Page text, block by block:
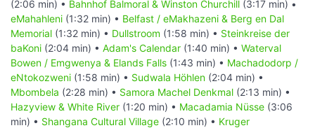
(2:06 min) • Bahnhof Balmoral & Winston Churchill (3:17 min) •
eMahahleni (1:32 min) • Belfast / eMakhazeni & Berg en Dal
Memorial (1:32 min) • Dullstroom (1:58 min) • Steinkreise der
baKoni (2:04 min) • Adam's Calendar (1:40 min) • Waterval
Bowen / Emgwenya & Elands Falls (1:43 min) • Machadodorp /
eNtokozweni (1:58 min) • Sudwala Höhlen (2:04 min) •
Mbombela (2:28 min) • Samora Machel Denkmal (2:13 min) •
Hazyview & White River (1:20 min) • Macadamia Nüsse (3:06
min) • Shangana Cultural Village (2:10 min) • Kruger